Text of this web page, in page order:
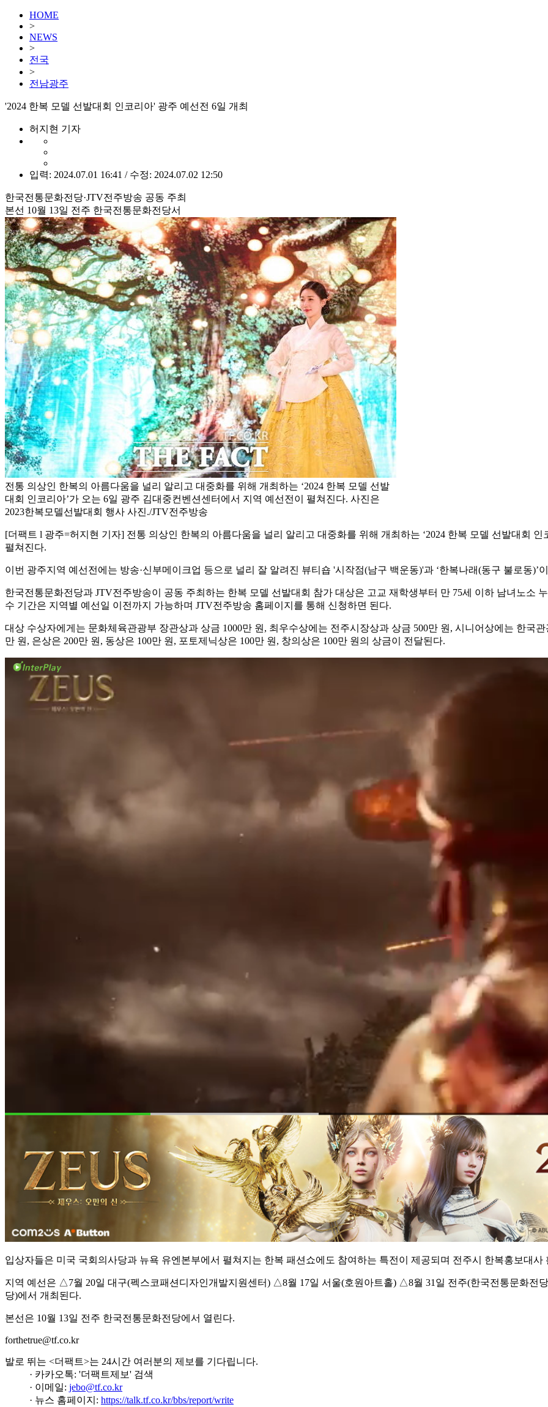
HOME
>
NEWS
>
전국
>
전남광주
'2024 한복 모델 선발대회 인코리아' 광주 예선전 6일 개최
허지현 기자
입력: 2024.07.01 16:41 / 수정: 2024.07.02 12:50
한국전통문화전당·JTV전주방송 공동 주최
본선 10월 13일 전주 한국전통문화전당서
전통 의상인 한복의 아름다움을 널리 알리고 대중화를 위해 개최하는 ‘2024 한복 모델 선발
대회 인코리아’가 오는 6일 광주 김대중컨벤션센터에서 지역 예선전이 펼쳐진다. 사진은
2023한복모델선발대회 행사 사진./JTV전주방송
[더팩트 l 광주=허지현 기자] 전통 의상인 한복의 아름다움을 널리 알리고 대중화를 위해 개최하는 ‘2024 한복 모델 선발대회
펼쳐진다.
이번 광주지역 예선전에는 방송·신부메이크업 등으로 널리 잘 알려진 뷰티숍 '시작점(남구 백운동)'과 ‘한복나래(동구 불로동)’
한국전통문화전당과 JTV전주방송이 공동 주최하는 한복 모델 선발대회 참가 대상은 고교 재학생부터 만 75세 이하 남녀노소
수 기간은 지역별 예선일 이전까지 가능하며 JTV전주방송 홈페이지를 통해 신청하면 된다.
대상 수상자에게는 문화체육관광부 장관상과 상금 1000만 원, 최우수상에는 전주시장상과 상금 500만 원, 시니어상에는 한국
만 원, 은상은 200만 원, 동상은 100만 원, 포토제닉상은 100만 원, 창의상은 100만 원의 상금이 전달된다.
입상자들은 미국 국회의사당과 뉴욕 유엔본부에서 펼쳐지는 한복 패션쇼에도 참여하는 특전이 제공되며 전주시 한복홍보대사
지역 예선은 △7월 20일 대구(펙스코패션디자인개발지원센터) △8월 17일 서울(호원아트홀) △8월 31일 전주(한국전통문화
당)에서 개최된다.
본선은 10월 13일 전주 한국전통문화전당에서 열린다.
forthetrue@tf.co.kr
발로 뛰는 <더팩트>는 24시간 여러분의 제보를 기다립니다.
· 카카오톡: '더팩트제보' 검색
· 이메일: jebo@tf.co.kr
· 뉴스 홈페이지: https://talk.tf.co.kr/bbs/report/write